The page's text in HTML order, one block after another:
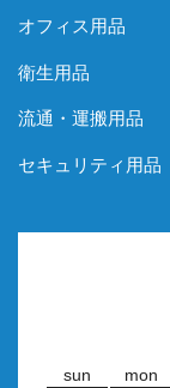
オフィス用品
衛生用品
流通・運搬用品
セキュリティ用品
sun mon